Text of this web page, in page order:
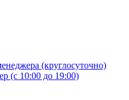
(круглосуточно)
(с 10:00 до 19:00)